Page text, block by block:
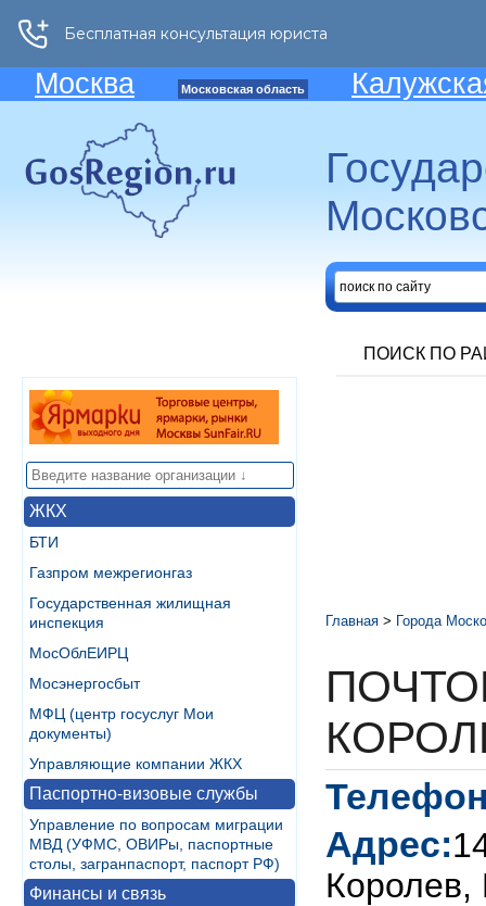
Москва Московская область
ПОИСК ПО
ЖКХ
БТИ
Газпром межрегионгаз
Государственная жилищная
инспекция
МосОблЕИРЦ
Мосэнергосбыт
МФЦ (центр госуслуг Мои
документы)
Управляющие компании ЖКХ
Паспортно-визовые службы
Управление по вопросам миграции
МВД (УФМС, ОВИРы, паспортные
столы, загранпаспорт, паспорт РФ)
Финансы и связь
Главная > Города
Адрес:
Королев,